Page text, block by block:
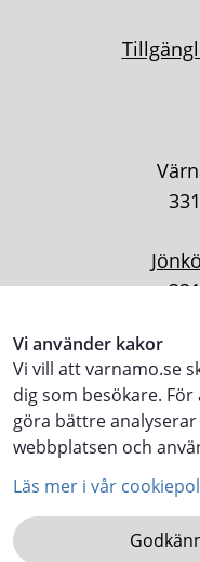
Vi använder kakor
Vi vill att varnamo.se
dig som besökare.
göra bättre
webbplatsen och
Läs mer i vår